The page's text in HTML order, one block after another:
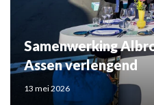
Samenwerking
Assen verlengend
13 mei 2026